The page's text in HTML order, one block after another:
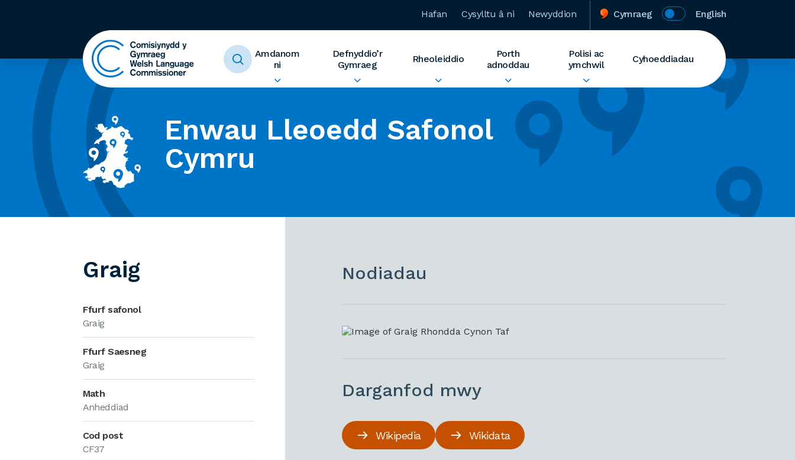
Hafan Cysylltu â ni Newyddion Cymraeg English
Amdanom
ni
Defnyddio’r
Gymraeg
Rheoleiddio
Porth
adnoddau
Polisi ac
ymchwil
Cyhoeddiadau
Enwau Lleoedd Safonol
Cymru
Graig
Ffurf safonol
Graig
Ffurf Saesneg
Graig
Math
Anheddiad
Cod post
CF37
Nodiadau
Darganfod mwy
Wikipedia Wikidata